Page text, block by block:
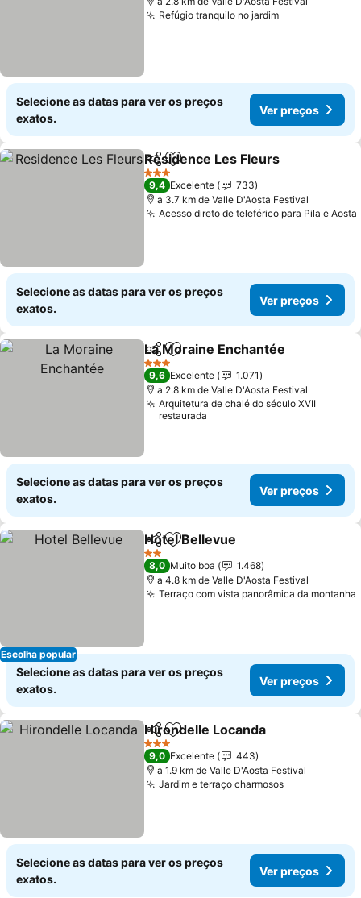
Refúgio tranquilo no jardimVer preços
Selecione as datas para ver os preços
exatos.
Ver preços
PartilharAdicionar aos favoritos
Residence Les Fleurs
3 Estrelas
9,4 Excelente
733
a 3.7 km de Valle D'Aosta Festival
Acesso direto de teleférico para Pila e Aosta
Selecione as datas para ver os preços
exatos.
Ver preços
PartilharAdicionar aos favoritos
La Moraine Enchantée
3 Estrelas
9,6 Excelente
1.071
a 2.8 km de Valle D'Aosta Festival
Arquitetura de chalé do século XVII
restaurada
Selecione as datas para ver os preços
exatos.
Ver preços
Escolha popular
PartilharAdicionar aos favoritos
Hotel Bellevue
2 Estrelas
8,0 Muito boa
1.468
a 4.8 km de Valle D'Aosta Festival
Terraço com vista panorâmica da montanha
Selecione as datas para ver os preços
exatos.
Ver preços
PartilharAdicionar aos favoritos
Hirondelle Locanda
3 Estrelas
9,0 Excelente
443
a 1.9 km de Valle D'Aosta Festival
Jardim e terraço charmososVer preços
Selecione as datas para ver os preços
exatos.
Ver preços